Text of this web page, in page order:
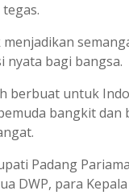
bagi bangsa.
berbuat untuk
bangkit dan
Padang
DWP, para